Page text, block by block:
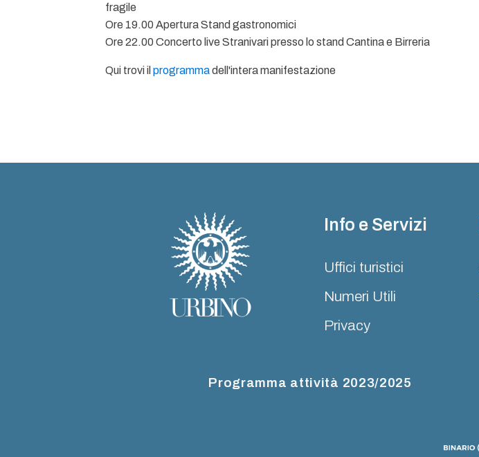
fragile
Ore 19.00 Apertura Stand gastronomici
Ore 22.00 Concerto live Stranivari presso lo stand Cantina e Birreria
Qui trovi il programmadell'intera manifestazione
Info e Servizi
Uffici turistici
Numeri Utili
Privacy
Programma attività 2023/2025